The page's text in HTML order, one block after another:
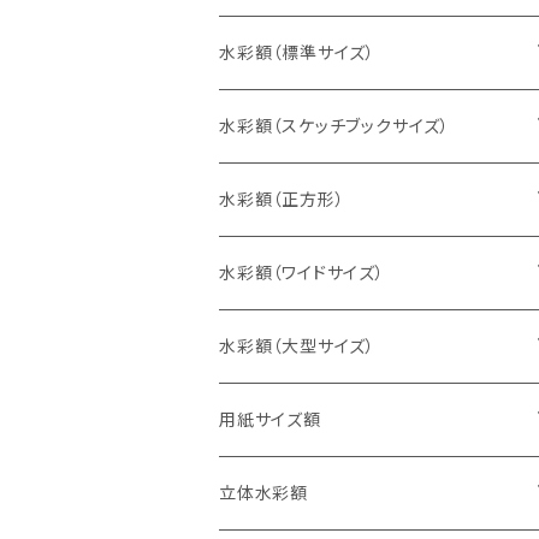
水彩額（標準サイズ）
インチ判（203×254ミリ）
八切判（242×303ミリ）
太子判（288×379ミリ）
四切判（348×424ミリ）
大衣判（394×509ミリ）
半切判（424×545ミリ）
水彩額（スケッチブックサイズ）
スケッチ4Ｆ（352×443ミリ）
スケッチ6Ｆ（458×550ミリ）
スケッチ8Ｆ（520×595ミリ）
スケッチ10Ｆ（595×670ミリ）
水彩額（正方形）
10cm正方形（100×100ミリ）
15cm正方形（150×150ミリ）
20cm正方形（200×200ミリ）
25cm正方形（250×250ミリ）
水彩額（ワイドサイズ）
15×30cm
20×40cm
25×50cm
水彩額（大型サイズ）
大判（660×850ミリ）
MO判（693×893ミリ）
用紙サイズ額
B5判（182×257ミリ）
立体水彩額